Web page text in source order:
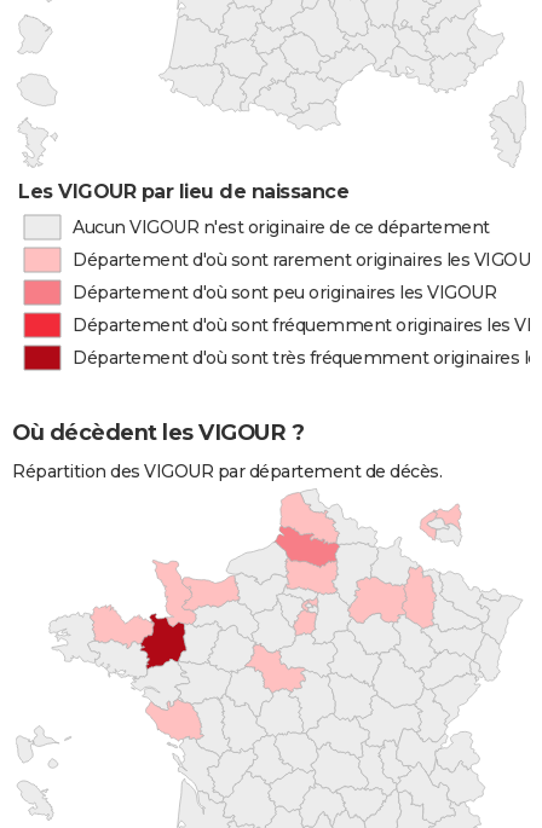
Les VIGOUR par lieu de naissance
Aucun VIGOUR n'est originaire de ce département
Département d'où sont rarement originaires les VIGOUR
Département d'où sont peu originaires les VIGOUR
Département d'où sont fréquemment originaires les
Département d'où sont très fréquemment originaires
Où décèdent les VIGOUR ?
Répartition des VIGOUR par département de décès.